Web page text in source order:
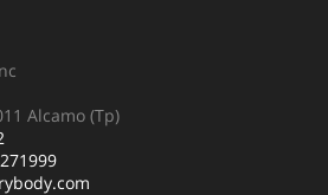
Alcamo (Tp)